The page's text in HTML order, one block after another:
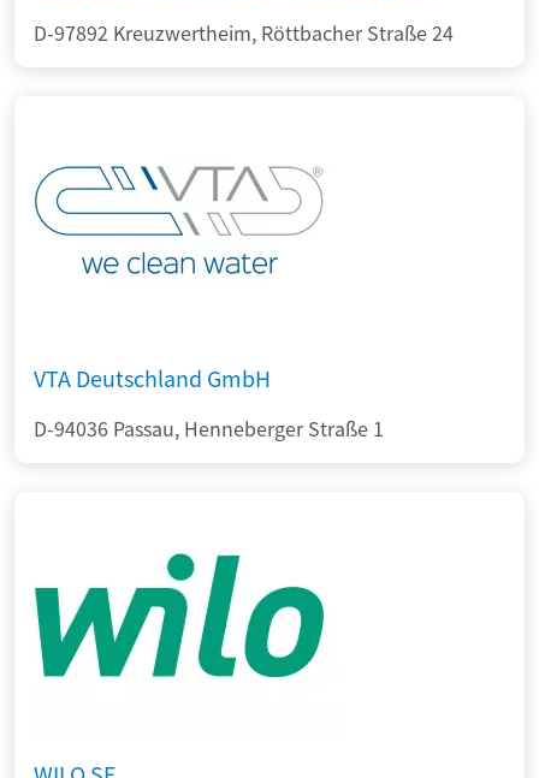
D-97892 Kreuzwertheim, Röttbacher Straße 24
VTA Deutschland GmbH
D-94036 Passau, Henneberger Straße 1